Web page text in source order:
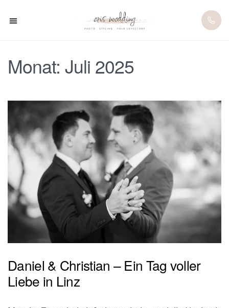
Monat: Juli 2025
Daniel & Christian – Ein Tag voller
Liebe in Linz